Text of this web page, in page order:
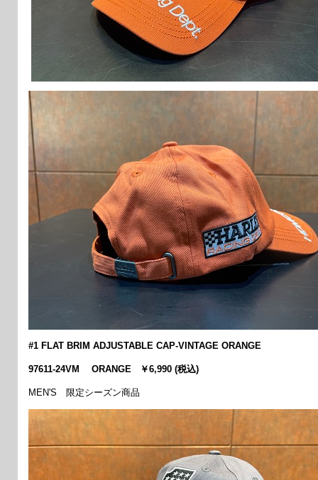
#1 FLAT BRIM ADJUSTABLE CAP-VINTAGE ORANGE
97611-24VM ORANGE ￥6,990 (税込)
MEN'S 限定シーズン商品